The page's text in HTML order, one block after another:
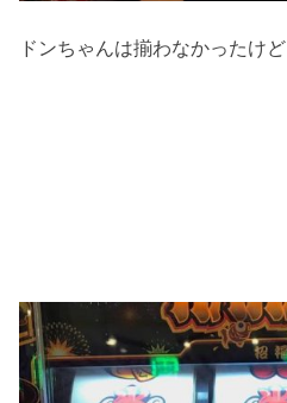
ドンちゃんは揃わなかったけど